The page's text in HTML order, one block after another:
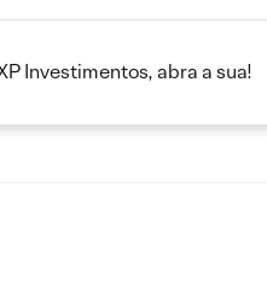
Investimentos, abra a sua!